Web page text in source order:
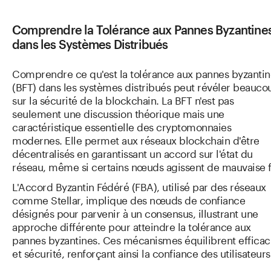
Comprendre la Tolérance aux Pannes
dans les Systèmes Distribués
Comprendre ce qu'est la tolérance aux pannes
(BFT) dans les systèmes distribués peut révéler
sur la sécurité de la blockchain. La BFT n'est pas
seulement une discussion théorique mais une
caractéristique essentielle des cryptomonnaies
modernes. Elle permet aux réseaux blockchain d'être
décentralisés en garantissant un accord sur l'état du
réseau, même si certains nœuds agissent de mauvaise
L'Accord Byzantin Fédéré (FBA), utilisé par des réseaux
comme Stellar, implique des nœuds de confiance
désignés pour parvenir à un consensus, illustrant une
approche différente pour atteindre la tolérance aux
pannes byzantines. Ces mécanismes équilibrent
et sécurité, renforçant ainsi la confiance des